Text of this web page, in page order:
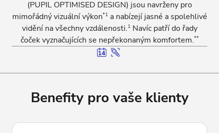
(PUPIL OPTIMISED DESIGN) jsou navrženy pro
mimořádný vizuální výkon*1a nabízejí jasné a spolehlivé
vidění na všechny vzdálenosti.1Navíc patří do řady
čoček vyznačujících se nepřekonaným komfortem.**
Benefity pro vaše klienty